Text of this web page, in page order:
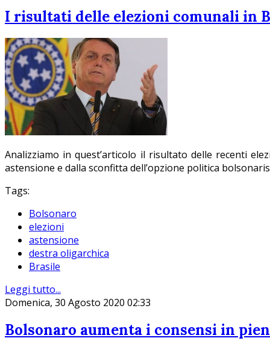
I risultati delle elezioni comunali in
Analizziamo in quest’articolo il risultato delle recenti
astensione e dalla sconfitta dell’opzione politica
Tags:
Bolsonaro
elezioni
astensione
destra oligarchica
Brasile
Leggi tutto...
Domenica, 30 Agosto 2020 02:33
Bolsonaro aumenta i consensi in